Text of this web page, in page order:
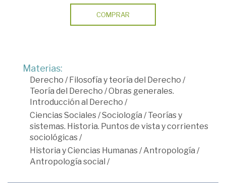
COMPRAR
Materias:
Derecho / Filosofía y teoría del Derecho /
Teoría del Derecho /Obras generales.
Introducción al Derecho /
Ciencias Sociales/Sociología /Teorías y
sistemas. Historia. Puntos de vista y corrientes
sociológicas/
Historia y Ciencias Humanas/Antropología /
Antropología social /